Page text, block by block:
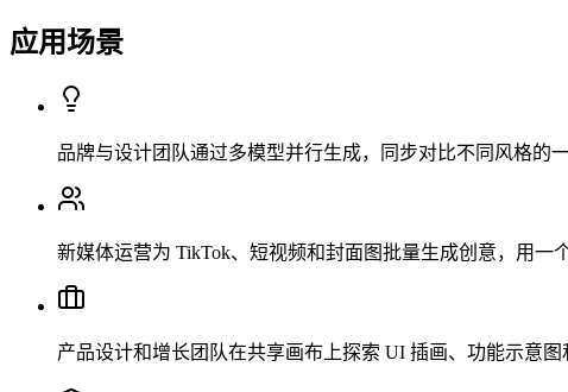
应用场景
品牌与设计团队通过多模型并行生成，同步对比不同风格的
新媒体运营为 TikTok、短视频和封面图批量生成创意，用一
产品设计和增长团队在共享画布上探索 UI 插画、功能示意